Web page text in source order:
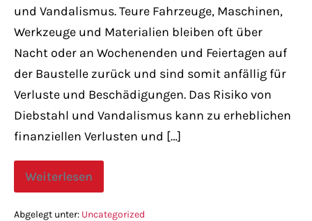
und Vandalismus. Teure Fahrzeuge, Maschinen,
Werkzeuge und Materialien bleiben oft über
Nacht oder an Wochenenden und Feiertagen auf
der Baustelle zurück und sind somit anfällig für
Verluste und Beschädigungen. Das Risiko von
Diebstahl und Vandalismus kann zu erheblichen
finanziellen Verlusten und […]
Weiterlesen
Abgelegt unter: Uncategorized